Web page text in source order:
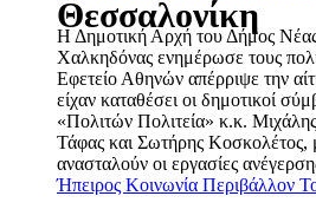
Η Δημοτική Αρχή του Δήμος
Χαλκηδόνας ενημέρωσε τους
Εφετείο Αθηνών απέρριψε την
είχαν καταθέσει οι δημοτικοί
«Πολιτών Πολιτεία» κ.κ.
Τάφας και Σωτήρης Κοσκολέτος,
ανασταλούν οι εργασίες
Ήπειρος Κοινωνία Περιβάλλον
Θεσσαλονίκη